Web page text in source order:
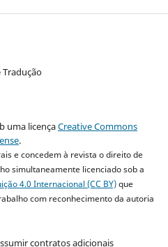
Tradução
uma licençaCreative Commons
.
e concedem à revista o direito de
simultaneamente licenciado sob a
4.0 Internacional (CC BY)que
com reconhecimento da autoria
contratos adicionais